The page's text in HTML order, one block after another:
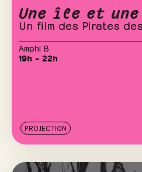
Une île et
Un film des Pirates
Amphi B
19h – 22h
PROJECTION